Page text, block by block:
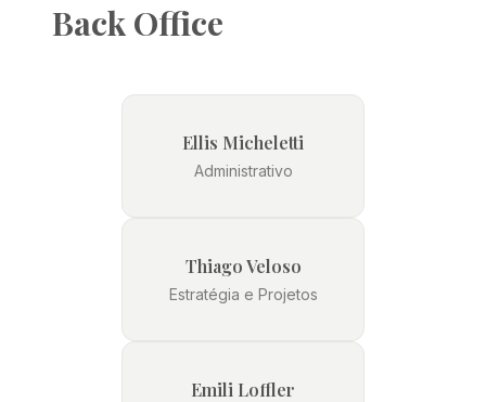
Back Office
Ellis Micheletti
Administrativo
Thiago Veloso
Estratégia e Projetos
Emili Loffler